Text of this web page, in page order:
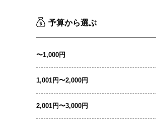
予算から選ぶ
〜1,000円
1,001円〜2,000円
2,001円〜3,000円